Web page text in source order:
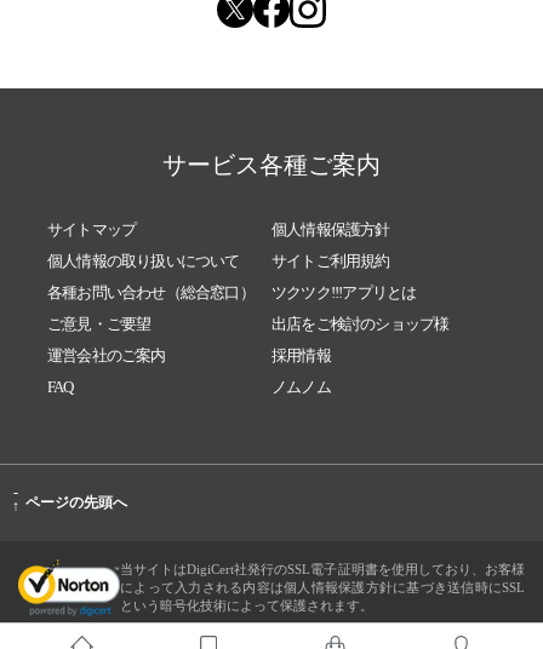
サービス各種ご案内
サイトマップ
個人情報保護方針
個人情報の取り扱いについて
サイトご利用規約
各種お問い合わせ（総合窓口）
ツクツク!!!アプリとは
ご意見・ご要望
出店をご検討のショップ様
運営会社のご案内
採用情報
FAQ
ノムノム
-
↑ ページの先頭へ
当サイトはDigiCert社発行のSSL電子証明書を使用しており、お客様
によって入力される内容は個人情報保護方針に基づき送信時にSSL
という暗号化技術によって保護されます。